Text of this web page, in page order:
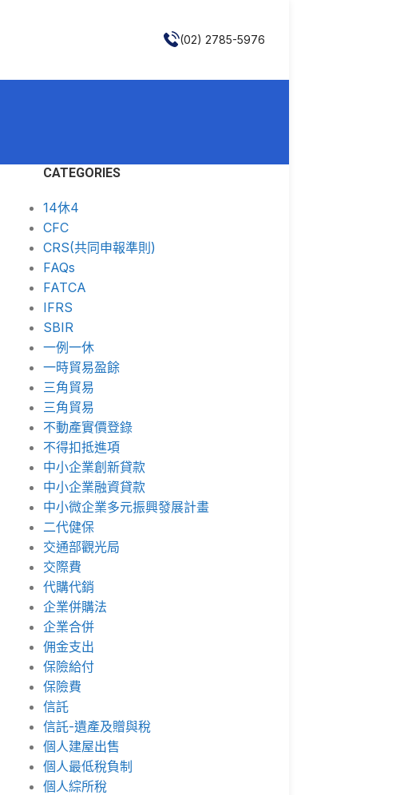
(02) 2785-5976
CATEGORIES
14休4
CFC
CRS(共同申報準則)
FAQs
FATCA
IFRS
SBIR
一例一休
一時貿易盈餘
三角貿易
三角貿易
不動產實價登錄
不得扣抵進項
中小企業創新貸款
中小企業融資貸款
中小微企業多元振興發展計畫
二代健保
交通部觀光局
交際費
代購代銷
企業併購法
企業合併
佣金支出
保險給付
保險費
信託
信託-遺產及贈與稅
個人建屋出售
個人最低稅負制
個人綜所稅